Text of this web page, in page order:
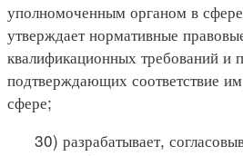
уполномоченным органом в
утверждает нормативные
квалификационных требований и
подтверждающих соответствие
сфере;
30) разрабатывает,